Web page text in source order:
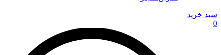
سبد خرید
0